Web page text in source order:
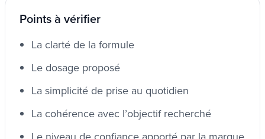
Points à vérifier
La clarté de la formule
Le dosage proposé
La simplicité de prise au quotidien
La cohérence avec l’objectif recherché